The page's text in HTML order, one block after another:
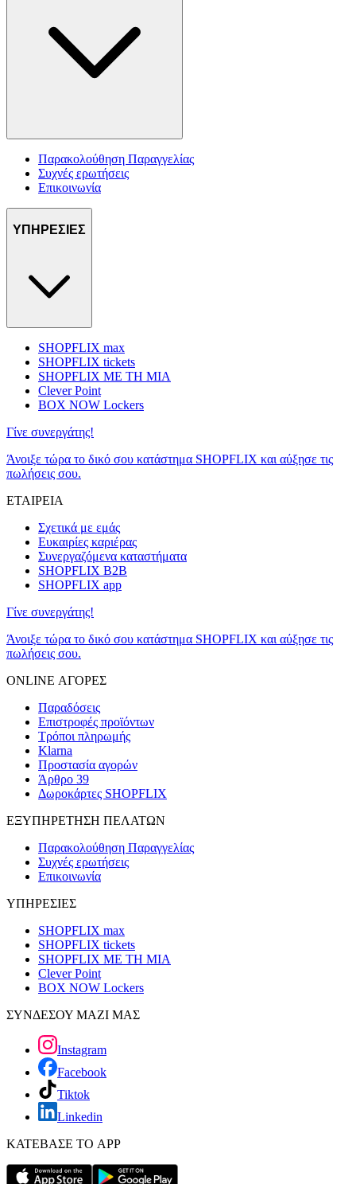
Παρακολούθηση Παραγγελίας
Συχνές ερωτήσεις
Επικοινωνία
ΥΠΗΡΕΣΙΕΣ
SHOPFLIX max
SHOPFLIX tickets
SHOPFLIX ΜΕ ΤΗ ΜΙΑ
Clever Point
BOX NOW Lockers
Γίνε συνεργάτης!
Άνοιξε τώρα το δικό σου κατάστημα SHOPFLIX και αύξησε τις
πωλήσεις σου.
ΕΤΑΙΡΕΙΑ
Σχετικά με εμάς
Ευκαιρίες καριέρας
Συνεργαζόμενα καταστήματα
SHOPFLIX B2B
SHOPFLIX app
Γίνε συνεργάτης!
Άνοιξε τώρα το δικό σου κατάστημα SHOPFLIX και αύξησε τις
πωλήσεις σου.
ONLINE ΑΓΟΡΕΣ
Παραδόσεις
Επιστροφές προϊόντων
Τρόποι πληρωμής
Klarna
Προστασία αγορών
Άρθρο 39
Δωροκάρτες SHOPFLIX
ΕΞΥΠΗΡΕΤΗΣΗ ΠΕΛΑΤΩΝ
Παρακολούθηση Παραγγελίας
Συχνές ερωτήσεις
Επικοινωνία
ΥΠΗΡΕΣΙΕΣ
SHOPFLIX max
SHOPFLIX tickets
SHOPFLIX ΜΕ ΤΗ ΜΙΑ
Clever Point
BOX NOW Lockers
ΣΥΝΔΕΣΟΥ ΜΑΖΙ ΜΑΣ
Instagram
Facebook
Tiktok
Linkedin
ΚΑΤΕΒΑΣΕ ΤΟ APP